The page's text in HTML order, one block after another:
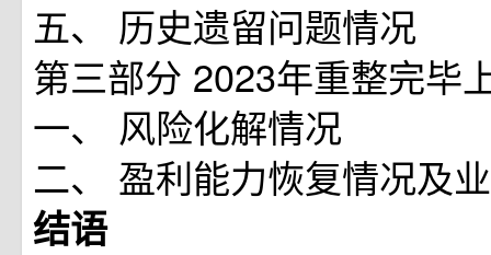
五、 历史遗留问题情况
第三部分 2023年重整完毕
一、 风险化解情况
二、 盈利能力恢复情况及
结语